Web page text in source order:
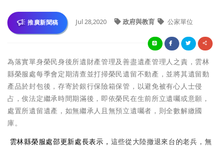
推廣新聞稿 Jul 28,2020 政府與教育 公家單位
為落實單身榮民身後所遺財產管理及善盡遺產管理人之責，雲林
縣榮服處每季會定期清查並打掃榮民遺留不動產，並將其遺留動
產品於封包後，存寄於銀行保險箱保管，以避免被有心人士侵
占，俟法定繼承時間期滿後，即依榮民在生前所立遺囑或意願，
處置所遺留遺產，如無繼承人且無預立遺囑者，則全數解繳國
庫。
雲林縣榮服處邵更新處長表示， 這些從大陸撤退來台的老兵，無